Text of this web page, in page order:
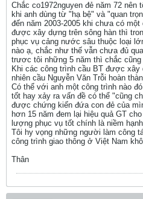
Chắc co1972nguyen đẻ năm 72 nên
khi anh dùng từ "hạ bệ" và "quan
đến năm 2003-2005 khi chưa có
được xây dựng trên sông hàn thì
phục vụ cảng nước sâu thuộc loại
nào ạ, chắc như thế vẫn chưa đủ
trươc tôi những 5 năm thì chắc
Khi các công trình cầu BT được
nhiên cầu Nguyễn Văn Trỗi hoàn
Có thể với anh một công trình nào
tốt hay xảy ra vấn đề có thể "cũng
được chứng kiến đứa con đẻ của
hơn 15 năm đem lại hiệu quả GT
lượng phục vụ tốt chính là niềm
Tôi hy vọng những người làm công
công trình giao thông ở Việt Nam
Thân